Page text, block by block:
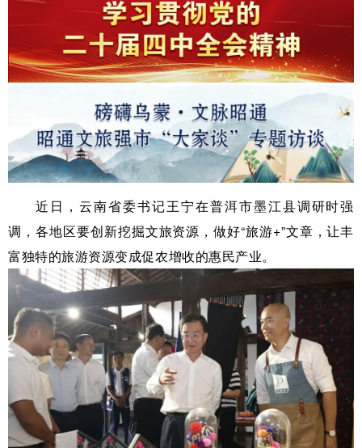
近日，云南省委书记王宁在普洱市墨江县调研时强
调，各地区要创新挖掘文旅资源，做好“旅游+”文章，让丰
富独特的旅游资源变成促农增收的惠民产业。